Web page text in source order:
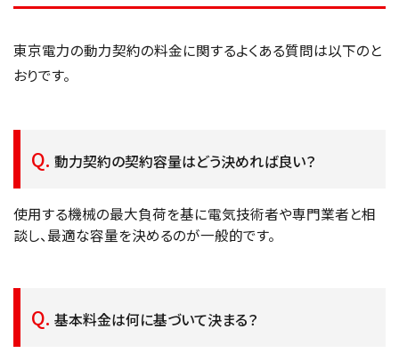
東京電力の動力契約の料金に関するよくある質問は以下のと
おりです。
動力契約の契約容量はどう決めれば良い？
使用する機械の最大負荷を基に電気技術者や専門業者と相
談し、最適な容量を決めるのが一般的です。
基本料金は何に基づいて決まる？